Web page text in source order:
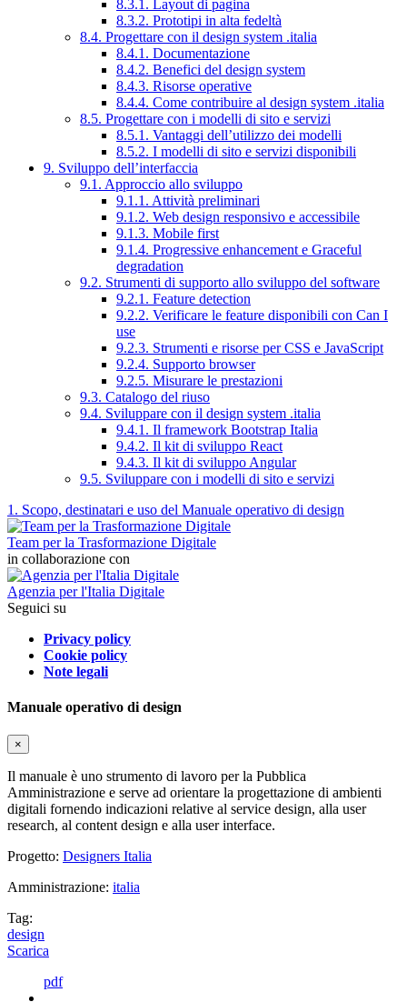
8.3.1. Layout di pagina
8.3.2. Prototipi in alta fedeltà
8.4. Progettare con il design system .italia
8.4.1. Documentazione
8.4.2. Benefici del design system
8.4.3. Risorse operative
8.4.4. Come contribuire al design system .italia
8.5. Progettare con i modelli di sito e servizi
8.5.1. Vantaggi dell’utilizzo dei modelli
8.5.2. I modelli di sito e servizi disponibili
9. Sviluppo dell’interfaccia
9.1. Approccio allo sviluppo
9.1.1. Attività preliminari
9.1.2. Web design responsivo e accessibile
9.1.3. Mobile first
9.1.4. Progressive enhancement e Graceful
degradation
9.2. Strumenti di supporto allo sviluppo del software
9.2.1. Feature detection
9.2.2. Verificare le feature disponibili con Can I
use
9.2.3. Strumenti e risorse per CSS e JavaScript
9.2.4. Supporto browser
9.2.5. Misurare le prestazioni
9.3. Catalogo del riuso
9.4. Sviluppare con il design system .italia
9.4.1. Il framework Bootstrap Italia
9.4.2. Il kit di sviluppo React
9.4.3. Il kit di sviluppo Angular
9.5. Sviluppare con i modelli di sito e servizi
1. Scopo, destinatari e uso del Manuale operativo di design
Team per la Trasformazione Digitale
in collaborazione con
Agenzia per l'Italia Digitale
Seguici su
Privacy policy
Cookie policy
Note legali
Manuale operativo di design
×
Il manuale è uno strumento di lavoro per la Pubblica
Amministrazione e serve ad orientare la progettazione di ambienti
digitali fornendo indicazioni relative al service design, alla user
research, al content design e alla user interface.
Progetto: Designers Italia
Amministrazione: italia
Tag:
design
Scarica
pdf